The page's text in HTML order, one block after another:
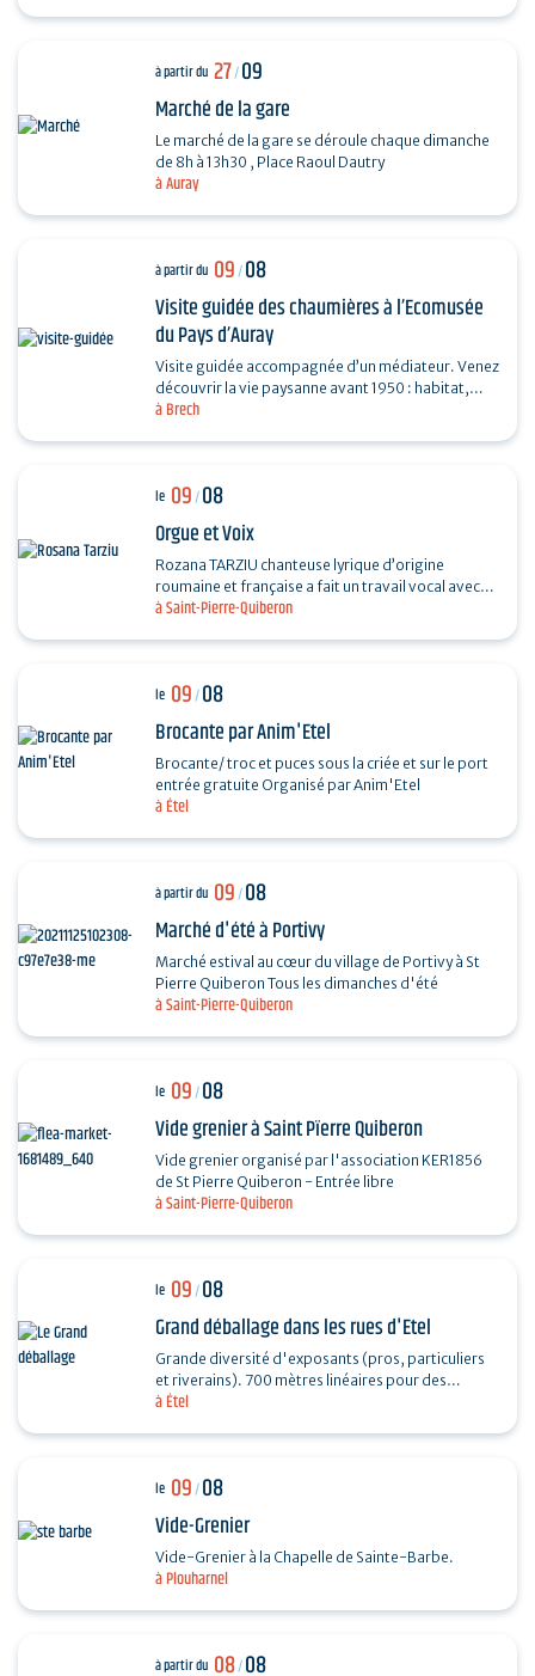
à Auray
à partir du 27/09
Marché de la gare
Le marché de la gare se déroule chaque dimanche
de 8h à 13h30 , Place Raoul Dautry
à Brech
à partir du 09/08
Visite guidée des chaumières à l’Ecomusée
du Pays d’Auray
Visite guidée accompagnée d’un médiateur. Venez
découvrir la vie paysanne avant 1950 : habitat,
agriculture, paysage, savoir-faire… et enrichir…
à Saint-Pierre-Quiberon
le 09/08
Orgue et Voix
Rozana TARZIU chanteuse lyrique d’origine
roumaine et française a fait un travail vocal avec
divers chanteurs lyriques : Octavian Naghiu,
à Étel
le 09/08
Brocante par Anim'Etel
Brocante/ troc et puces sous la criée et sur le port
entrée gratuite Organisé par Anim'Etel
à Saint-Pierre-Quiberon
à partir du 09/08
Marché d'été à Portivy
Marché estival au cœur du village de Portivy à St
Pierre Quiberon Tous les dimanches d'été
à Saint-Pierre-Quiberon
le 09/08
Vide grenier à Saint Pïerre Quiberon
Vide grenier organisé par l'association KER1856
de St Pierre Quiberon - Entrée libre
à Étel
le 09/08
Grand déballage dans les rues d'Etel
Grande diversité d'exposants (pros, particuliers
et riverains). 700 mètres linéaires pour des
exposants particuliers, professionnels et…
à Plouharnel
le 09/08
Vide-Grenier
Vide-Grenier à la Chapelle de Sainte-Barbe.
à partir du 08/08